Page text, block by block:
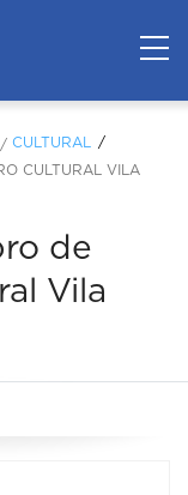
/ CULTURAL
CULTURAL VILA
de
Vila